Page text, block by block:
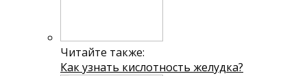
Читайте также:
Как узнать кислотность желудка?